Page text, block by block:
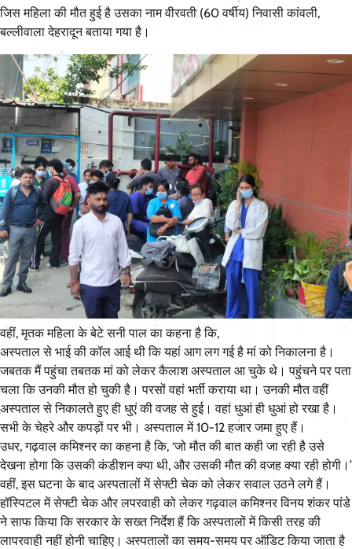
जिस महिला की मौत हुई है उसका नाम वीरवती (60 वर्षीय) निवासी कांवली,
बल्लीवाला देहरादून बताया गया है।
वहीं, मृतक महिला के बेटे सनी पाल का कहना है कि,
अस्पताल से भाई की कॉल आई थी कि यहां आग लग गई है मां को निकालना है।
जबतक मैं पहुंचा तबतक मां को लेकर कैलाश अस्पताल आ चुके थे। पहुंचने पर पता
चला कि उनकी मौत हो चुकी है। परसों वहां भर्ती कराया था। उनकी मौत वहीं
अस्पताल से निकालते हुए ही धुएं की वजह से हुई। वहां धुआं ही धुआं हो रखा है।
सभी के चेहरे और कपड़ों पर भी। अस्पताल में 10-12 हजार जमा हुए हैं।
उधर, गढ़वाल कमिश्नर का कहना है कि, ‘जो मौत की बात कही जा रही है उसे
देखना होगा कि उसकी कंडीशन क्या थी, और उसकी मौत की वजह क्या रही होगी।’
वहीं, इस घटना के बाद अस्पतालों में सेफ्टी चेक को लेकर सवाल उठने लगे हैं।
हॉस्पिटल में सेफ्टी चेक और लपरवाही को लेकर गढ़वाल कमिश्नर विनय शंकर पांडे
ने साफ किया कि सरकार के सख्त निर्देश हैं कि अस्पतालों में किसी तरह की
लापरवाही नहीं होनी चाहिए। अस्पतालों का समय-समय पर ऑडिट किया जाता है